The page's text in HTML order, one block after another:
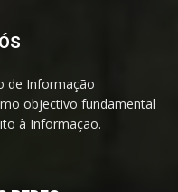
de Informação
objectivo fundamental
à Informação.